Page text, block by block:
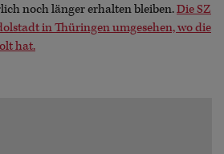
noch länger erhalten bleiben.Die SZ
in Thüringen umgesehen, wo die
hat.